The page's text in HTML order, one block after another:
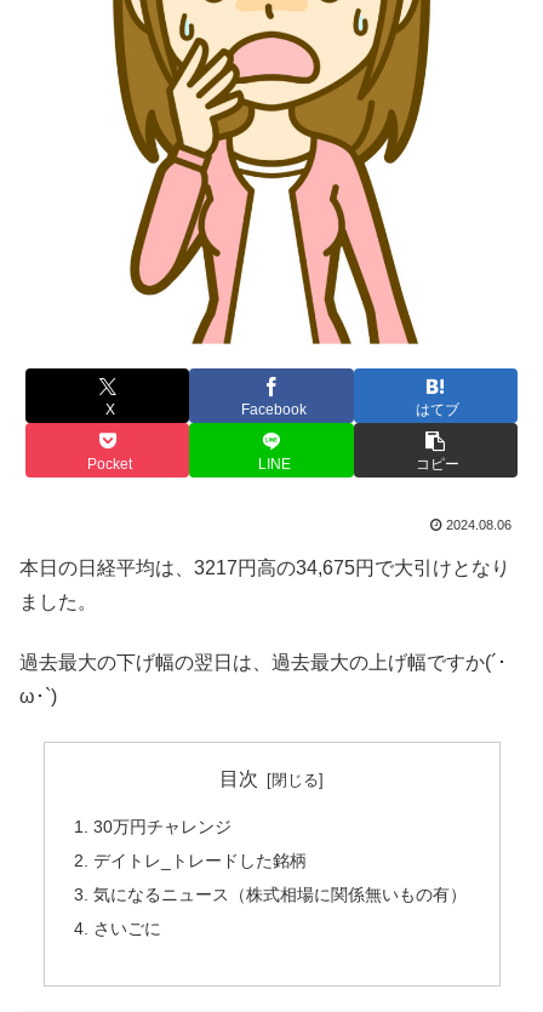
X Facebook はてブ
Pocket LINE コピー
2024.08.06
本日の日経平均は、3217円高の34,675円で大引けとなり
ました。
過去最大の下げ幅の翌日は、過去最大の上げ幅ですか(´･
ω･`)
目次
30万円チャレンジ
デイトレ_トレードした銘柄
気になるニュース（株式相場に関係無いもの有）
さいごに